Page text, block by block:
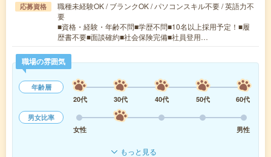
応募資格
職種未経験OK / ブランクOK / パソコンスキル不要 / 英語力不
要
■資格・経験・年齢不問■学歴不問■10名以上採用予定！■履
歴書不要■面談確約■社会保険完備■社員登用…
職場の雰囲気
年齢層
20代
30代 40代 50代
60代
男女比率
女性
男性
もっと見る